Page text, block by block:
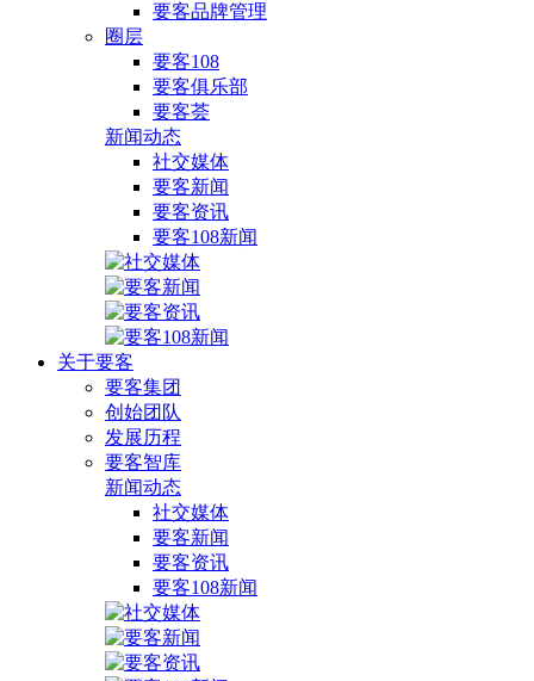
要客品牌管理
圈层
要客108
要客俱乐部
要客荟
新闻动态
社交媒体
要客新闻
要客资讯
要客108新闻
关于要客
要客集团
创始团队
发展历程
要客智库
新闻动态
社交媒体
要客新闻
要客资讯
要客108新闻